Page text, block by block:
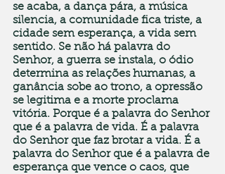
se acaba, a dança pára, a música
silencia, a comunidade fica triste, a
cidade sem esperança, a vida sem
sentido. Se não há palavra do
Senhor, a guerra se instala, o ódio
determina as relações humanas, a
ganância sobe ao trono, a opressão
se legitima e a morte proclama
vitória. Porque é a palavra do Senhor
que é a palavra de vida. É a palavra
do Senhor que faz brotar a vida. É a
palavra do Senhor que é a palavra de
esperança que vence o caos, que